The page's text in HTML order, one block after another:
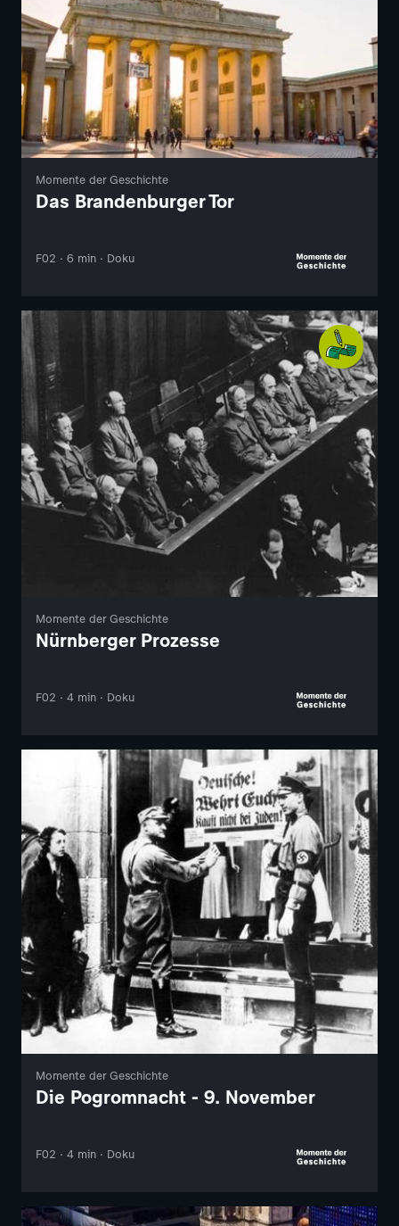
Momente der Geschichte
Das Brandenburger Tor
F02 · 6 min · Doku
Momente der Geschichte
Nürnberger Prozesse
F02 · 4 min · Doku
Momente der Geschichte
Die Pogromnacht - 9. November
F02 · 4 min · Doku